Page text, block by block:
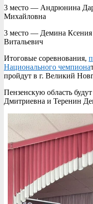
3 место — Андрюнина
Михайловна
3 место — Демина
Витальевич
Итоговые соревнования,
Национального чемпиона
пройдут в г. Великий
Пензенскую область
Дмитриевна и Теренин